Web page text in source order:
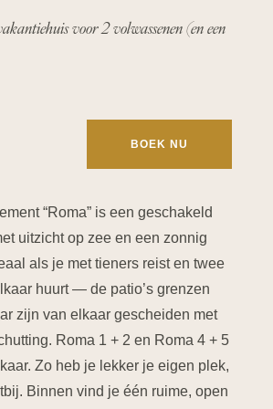
voor 2 volwassenen (en een
BOEK NU
“Roma” is een geschakeld
uitzicht op zee en een zonnig
als je met tieners reist en twee
huurt — de patio’s grenzen
zijn van elkaar gescheiden met
Roma 1 + 2 en Roma 4 + 5
Zo heb je lekker je eigen plek,
Binnen vind je één ruime, open